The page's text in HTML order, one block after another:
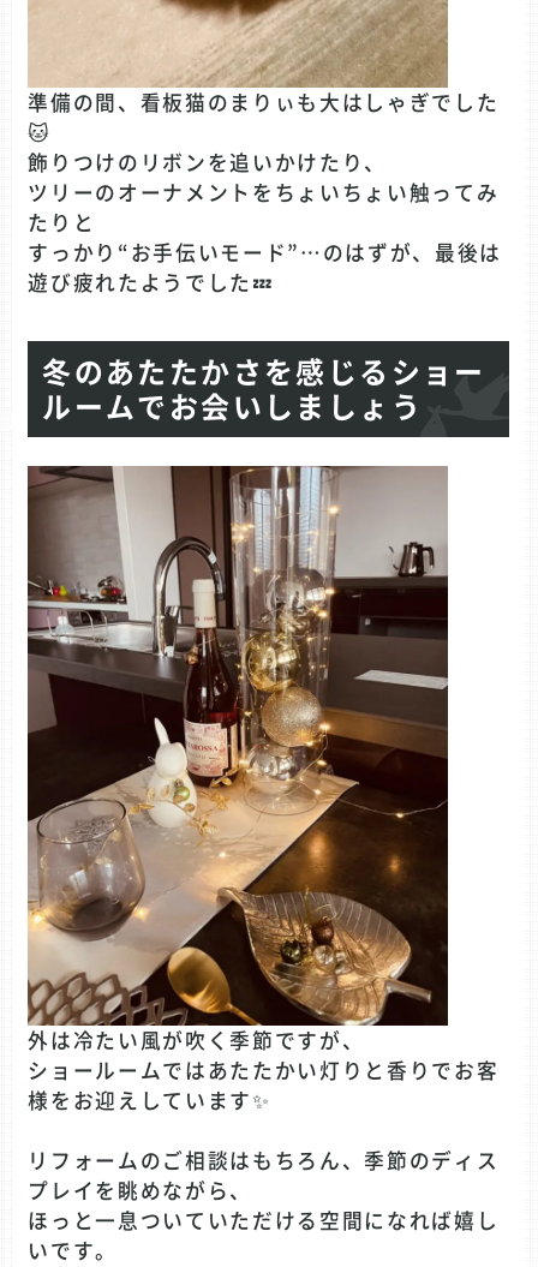
準備の間、看板猫のまりぃも大はしゃぎでした
🐱
飾りつけのリボンを追いかけたり、
ツリーのオーナメントをちょいちょい触ってみ
たりと
すっかり“お手伝いモード”…のはずが、最後は
遊び疲れたようでした💤
冬のあたたかさを感じるショー
ルームでお会いしましょう
外は冷たい風が吹く季節ですが、
ショールームではあたたかい灯りと香りでお客
様をお迎えしています✨
リフォームのご相談はもちろん、季節のディス
プレイを眺めながら、
ほっと一息ついていただける空間になれば嬉し
いです。